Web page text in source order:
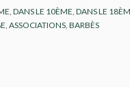
,DANS LE 10ÈME ,DANS LE
ASSOCIATIONS BARBÈS